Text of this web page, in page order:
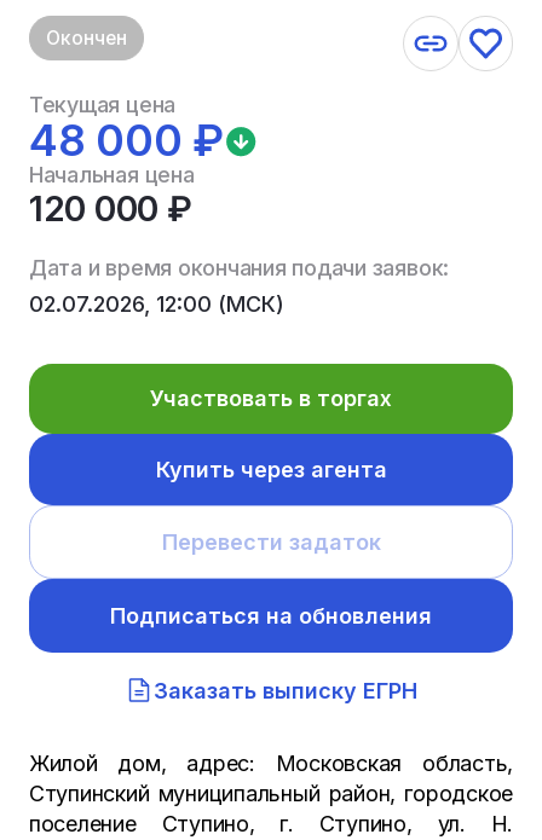
Окончен
Текущая цена
48 000 ₽
Начальная цена
120 000 ₽
Дата и время окончания подачи заявок:
02.07.2026, 12:00 (МСК)
Участвовать в торгах
Купить через агента
Перевести задаток
Подписаться на обновления
Заказать выписку ЕГРН
Жилой дом, адрес: Московская область,
Ступинский муниципальный район, городское
поселение Ступино, г. Ступино, ул. Н.